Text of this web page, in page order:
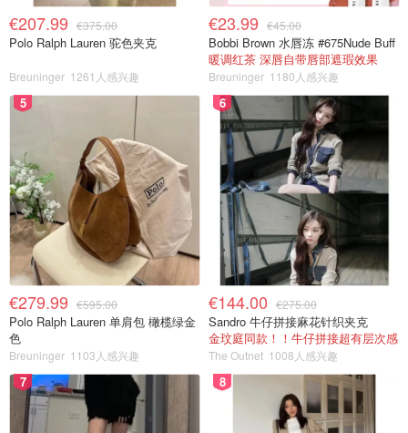
€207.99 €375.00
Polo Ralph Lauren 驼色夹克
Breuninger 1261人感兴趣
€23.99 €45.00
Bobbi Brown 水唇冻 #675Nude Buff
暖调红茶 深唇自带唇部遮瑕效果
Breuninger 1180人感兴趣
5
€279.99 €595.00
Polo Ralph Lauren 单肩包 橄榄绿金
色
Breuninger 1103人感兴趣
6
€144.00 €275.00
Sandro 牛仔拼接麻花针织夹克
金玟庭同款！！牛仔拼接超有层次感
The Outnet 1008人感兴趣
7 8